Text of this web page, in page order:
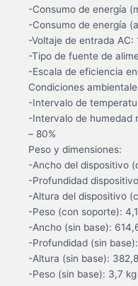
-Consumo de energía
-Consumo de energía
-Voltaje de entrada AC:
-Tipo de fuente de
-Escala de eficiencia
Condiciones
-Intervalo de
-Intervalo de humedad
– 80%
Peso y dimensiones:
-Ancho del dispositivo
-Profundidad
-Altura del dispositivo
-Peso (con soporte):
-Ancho (sin base):
-Profundidad (sin
-Altura (sin base):
-Peso (sin base): 3,7 kg